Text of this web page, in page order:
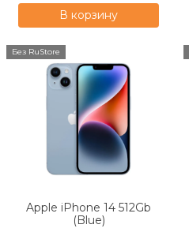
В корзину
Без RuStore
Apple iPhone 14 512Gb
(Blue)